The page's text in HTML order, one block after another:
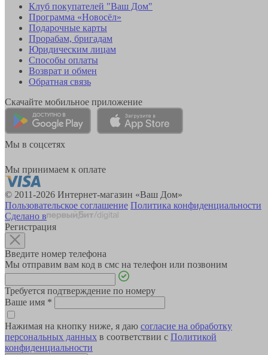
Клуб покупателей "Ваш Дом"
Программа «Новосёл»
Подарочные карты
Прорабам, бригадам
Юридическим лицам
Способы оплаты
Возврат и обмен
Обратная связь
Скачайте мобильное приложение
Мы в соцсетях
Мы принимаем к оплате
© 2011-2026 Интернет-магазин «Ваш Дом»
Пользовательское соглашение Политика конфиденциальности
Сделано в
Регистрация
Введите номер телефона
Мы отправим вам код в смс на телефон или позвоним
Требуется подтверждение по номеру
Ваше имя *
Нажимая на кнопку ниже, я даю согласие на обработку
персональных данных в соответствии с Политикой
конфиденциальности